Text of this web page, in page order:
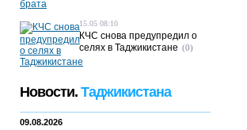
15.05 08:10
КЧС снова предупредил о
селях в Таджикистане (0)
Новости. Таджикистана
09.08.2026